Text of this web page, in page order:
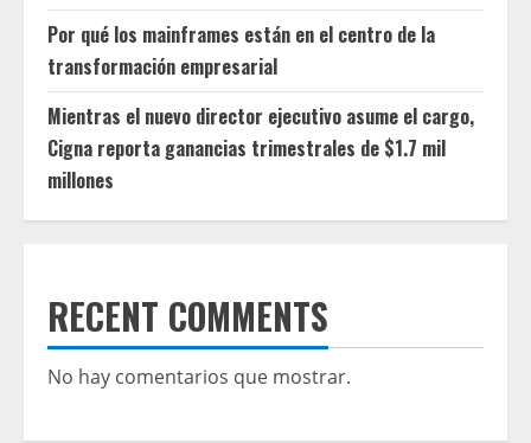
Por qué los mainframes están en el centro de la
transformación empresarial
Mientras el nuevo director ejecutivo asume el cargo,
Cigna reporta ganancias trimestrales de $1.7 mil
millones
RECENT COMMENTS
No hay comentarios que mostrar.